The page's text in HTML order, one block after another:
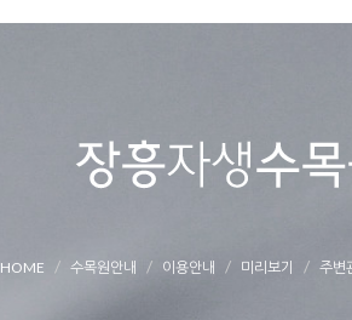
HOME 수목원안내 이용안내 미리보기 주변